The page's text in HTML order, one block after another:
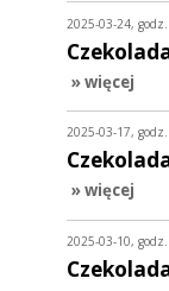
2025-03-24,
» więcej
2025-03-17,
» więcej
2025-03-10,